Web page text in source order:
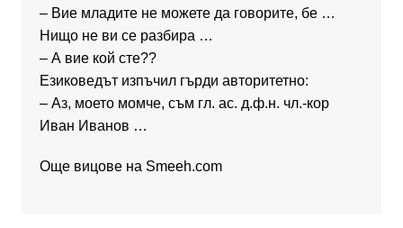
– Вие младите не можете да говорите, бе …
Нищо не ви се разбира …
– А вие кой сте??
Езиковедът изпъчил гърди авторитетно:
– Аз, моето момче, съм гл. ас. д.ф.н. чл.-кор
Иван Иванов …
Още вицове на Smeeh.com